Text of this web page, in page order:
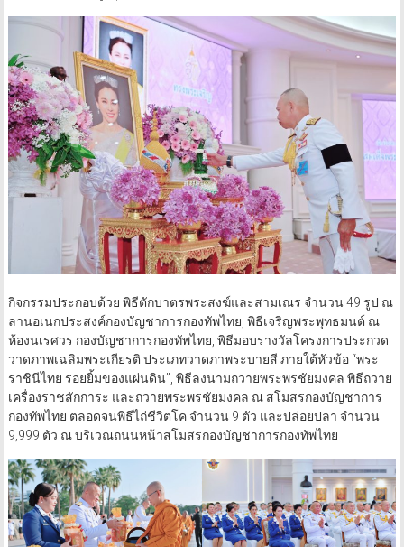
กิจกรรมประกอบด้วย พิธีตักบาตรพระสงฆ์และสามเณร จำนวน 49 รูป ณ
ลานอเนกประสงค์กองบัญชาการกองทัพไทย, พิธีเจริญพระพุทธมนต์ ณ
ห้องนเรศวร กองบัญชาการกองทัพไทย, พิธีมอบรางวัลโครงการประกวด
วาดภาพเฉลิมพระเกียรติ ประเภทวาดภาพระบายสี ภายใต้หัวข้อ “พระ
ราชินีไทย รอยยิ้มของแผ่นดิน”, พิธีลงนามถวายพระพรชัยมงคล พิธีถวาย
เครื่องราชสักการะ และถวายพระพรชัยมงคล ณ สโมสรกองบัญชาการ
กองทัพไทย ตลอดจนพิธีไถ่ชีวิตโค จำนวน 9 ตัว และปล่อยปลา จำนวน
9,999 ตัว ณ บริเวณถนนหน้าสโมสรกองบัญชาการกองทัพไทย